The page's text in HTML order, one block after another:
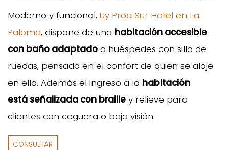
Moderno y funcional, Uy Proa Sur Hotel en La
Paloma, dispone de una habitación accesible
con baño adaptado a huéspedes con silla de
ruedas, pensada en el confort de quien se aloje
en ella. Además el ingreso a la habitación
está señalizada con braille y relieve para
clientes con ceguera o baja visión.
CONSULTAR